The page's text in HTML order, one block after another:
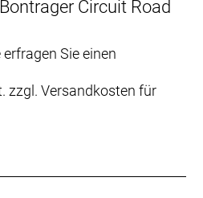
für optimale
Mesh und TPU
deiner Fußform perfekt
nur teureren
ist.
Circuit Road
Sie einen
zzgl. Versandkosten für